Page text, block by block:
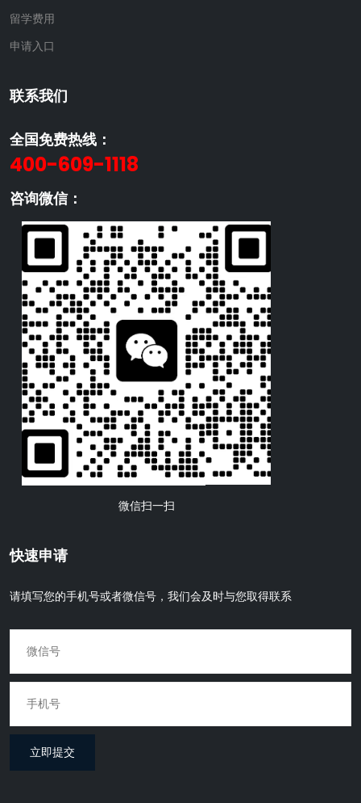
留学费用
申请入口
联系我们
全国免费热线：
400-609-1118
咨询微信：
微信扫一扫
快速申请
请填写您的手机号或者微信号，我们会及时与您取得联系
立即提交